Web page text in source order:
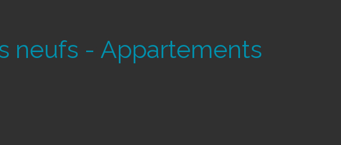
neufs - Appartements